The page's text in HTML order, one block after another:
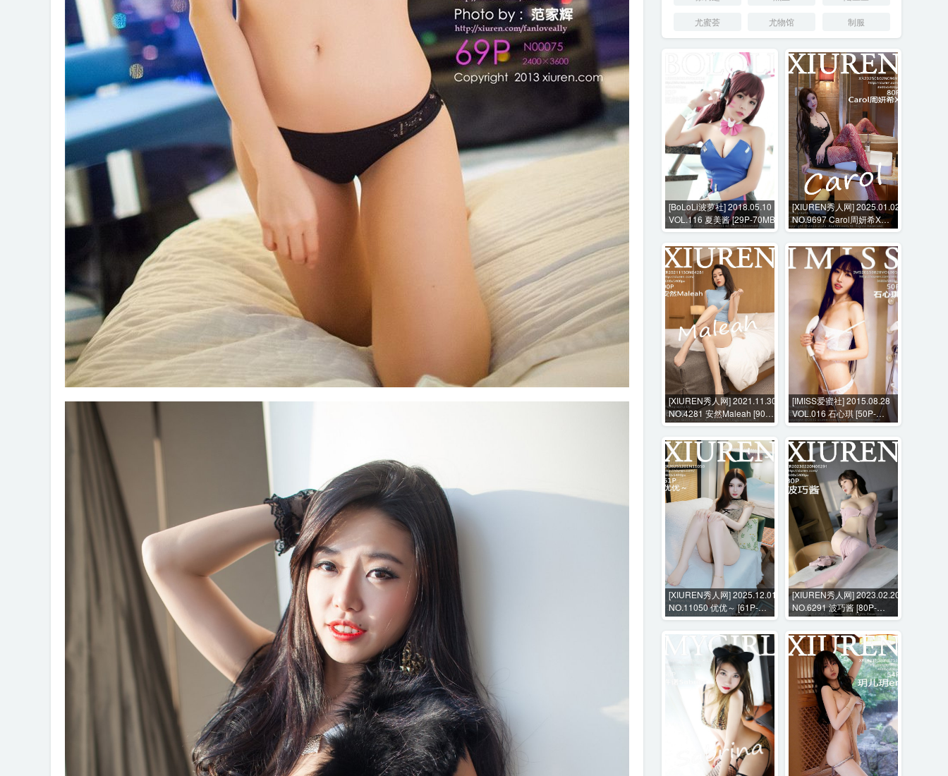
尤蜜荟 尤物馆 制服
[BoLoLi波萝社] 2018.05.10
VOL.116 夏美酱 [29P-70MB]
[XIUREN秀人网] 2025.01.02
NO.9697 Carol周妍希X
[80P-860MB]
[XIUREN秀人网] 2021.11.30
NO.4281 安然Maleah [90P-
882MB]
[IMISS爱蜜社] 2015.08.28
VOL.016 石心琪 [50P-
261MB]
[XIUREN秀人网] 2025.12.01
NO.11050 优优～ [61P-
924MB]
[XIUREN秀人网] 2023.02.20
NO.6291 波巧酱 [80P-
668MB]